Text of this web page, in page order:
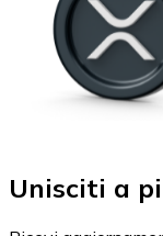
Unisciti a